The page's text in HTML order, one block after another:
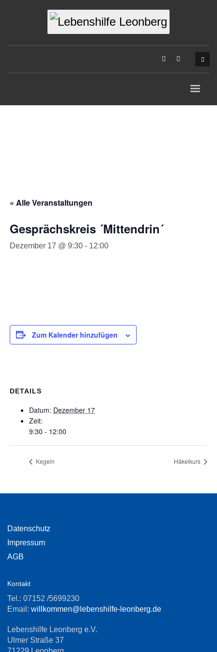
« Alle Veranstaltungen
Gesprächskreis ´Mittendrin´
Dezember 17 @ 9:30 - 12:00
Zum Kalender hinzufügen
DETAILS
Datum: Dezember 17
Zeit:
9:30 - 12:00
Kegeln Häkelkurs
Datenschutz
Impressum
AGB
Kontakt
Tel.: 07152 /5699230
Email: willkommen@lebenshilfe-leonberg.de
Lebenshilfe Leonberg e.V.
Ulmer Straße 37